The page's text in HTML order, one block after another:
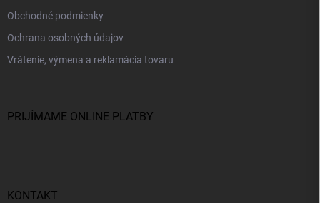
Obchodné podmienky
Ochrana osobných údajov
Vrátenie, výmena a reklamácia tovaru
PRIJÍMAME ONLINE PLATBY
KONTAKT